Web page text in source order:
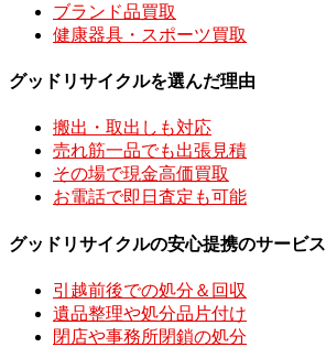
ブランド品買取
健康器具・スポーツ買取
グッドリサイクルを選んだ理由
搬出・取出しも対応
売れ筋一品でも出張見積
その場で現金高価買取
お電話で即日査定も可能
グッドリサイクルの安心提携のサービス
引越前後での処分＆回収
遺品整理や処分品片付け
閉店や事務所閉鎖の処分